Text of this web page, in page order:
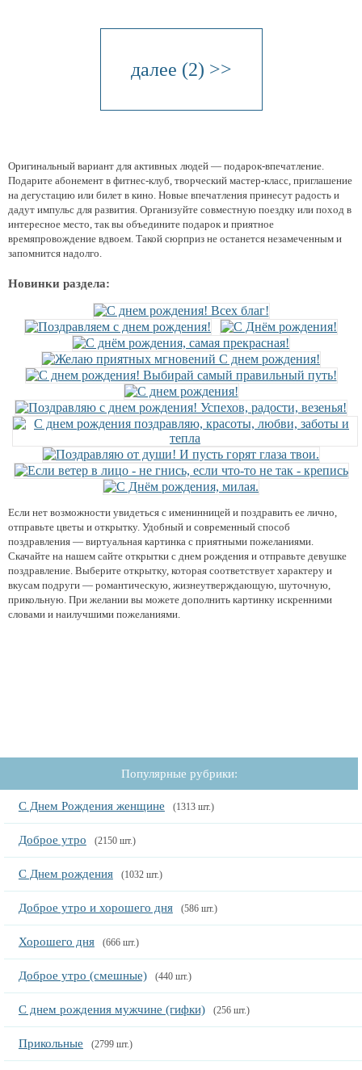
далее (2) >>
Оригинальный вариант для активных людей — подарок-впечатление.
Подарите абонемент в фитнес-клуб, творческий мастер-класс, приглашение
на дегустацию или билет в кино. Новые впечатления принесут радость и
дадут импульс для развития. Организуйте совместную поездку или поход в
интересное место, так вы объедините подарок и приятное
времяпровождение вдвоем. Такой сюрприз не останется незамеченным и
запомнится надолго.
Новинки раздела:
Если нет возможности увидеться с именинницей и поздравить ее лично,
отправьте цветы и открытку. Удобный и современный способ
поздравления — виртуальная картинка с приятными пожеланиями.
Скачайте на нашем сайте открытки с днем рождения и отправьте девушке
поздравление. Выберите открытку, которая соответствует характеру и
вкусам подруги — романтическую, жизнеутверждающую, шуточную,
прикольную. При желании вы можете дополнить картинку искренними
словами и наилучшими пожеланиями.
Популярные рубрики:
С Днем Рождения женщине (1313 шт.)
Доброе утро (2150 шт.)
С Днем рождения (1032 шт.)
Доброе утро и хорошего дня (586 шт.)
Хорошего дня (666 шт.)
Доброе утро (смешные) (440 шт.)
С днем рождения мужчине (гифки) (256 шт.)
Прикольные (2799 шт.)